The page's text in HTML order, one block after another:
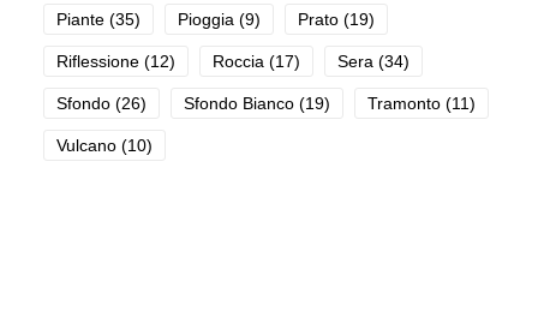
Piante (35) Pioggia (9) Prato (19)
Riflessione (12) Roccia (17) Sera (34)
Sfondo (26) Sfondo Bianco (19) Tramonto (11)
Vulcano (10)